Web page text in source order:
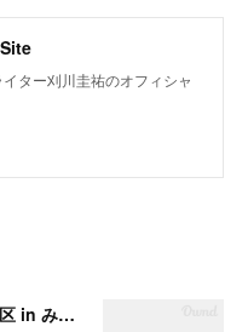
ター刈川圭祐のオフィシャ
8月3日(月)【かながわパフォマ開放区 in みなとみらい】